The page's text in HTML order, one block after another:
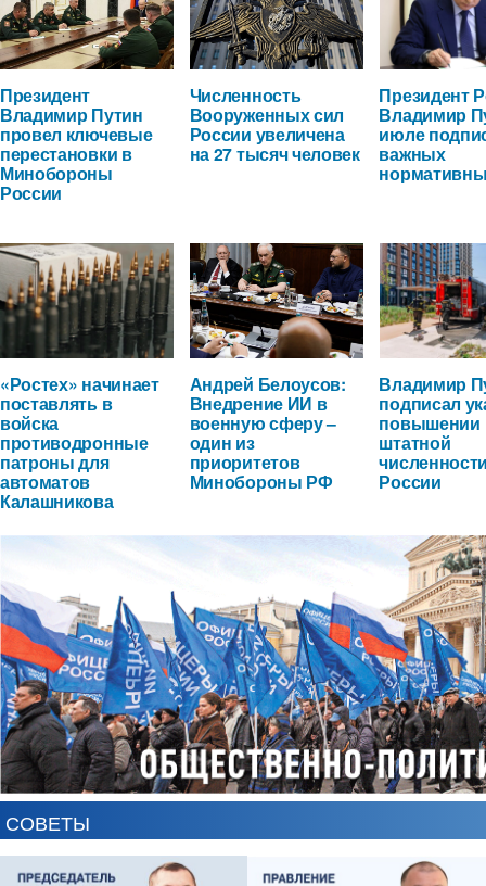
Президент
Владимир Путин
провел ключевые
перестановки в
Минобороны
России
Численность
Вооруженных сил
России увеличена
на 27 тысяч человек
Президент
Владимир
июле
важных
«Ростех» начинает
поставлять в
войска
противодронные
патроны для
автоматов
Калашникова
Андрей Белоусов:
Внедрение ИИ в
военную сферу –
один из
приоритетов
Минобороны РФ
Владимир
подписал
повышении
штатной
России
СОВЕТЫ